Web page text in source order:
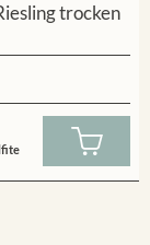
trocken